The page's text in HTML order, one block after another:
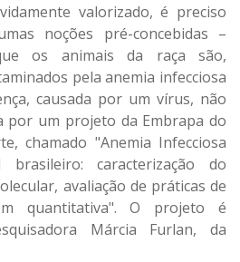
valorizado, é preciso
noções pré-concebidas –
os animais da raça são,
pela anemia infecciosa
causada por um vírus, não
por um projeto da Embrapa do
chamado "Anemia Infecciosa
caracterização do
avaliação de práticas de
quantitativa". O projeto é
Márcia Furlan, da